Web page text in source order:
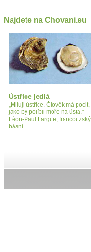
Najdete na Chovani.eu
Ústřice jedlá
„Miluji ústřice. Člověk má pocit,
jako by políbil moře na ústa."
Léon-Paul Fargue, francouzský
básní…